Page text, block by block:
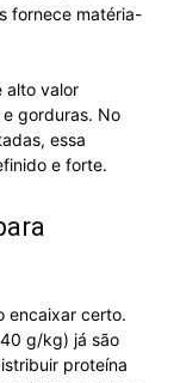
fornece matéria-
alto valor
gorduras. No
essa
e forte.
encaixar certo.
g/kg) já são
proteína